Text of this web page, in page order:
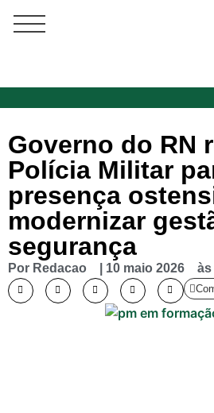
Governo do RN
Polícia Militar
presença
modernizar
segurança
Por Redacao 10 maio 2026 às